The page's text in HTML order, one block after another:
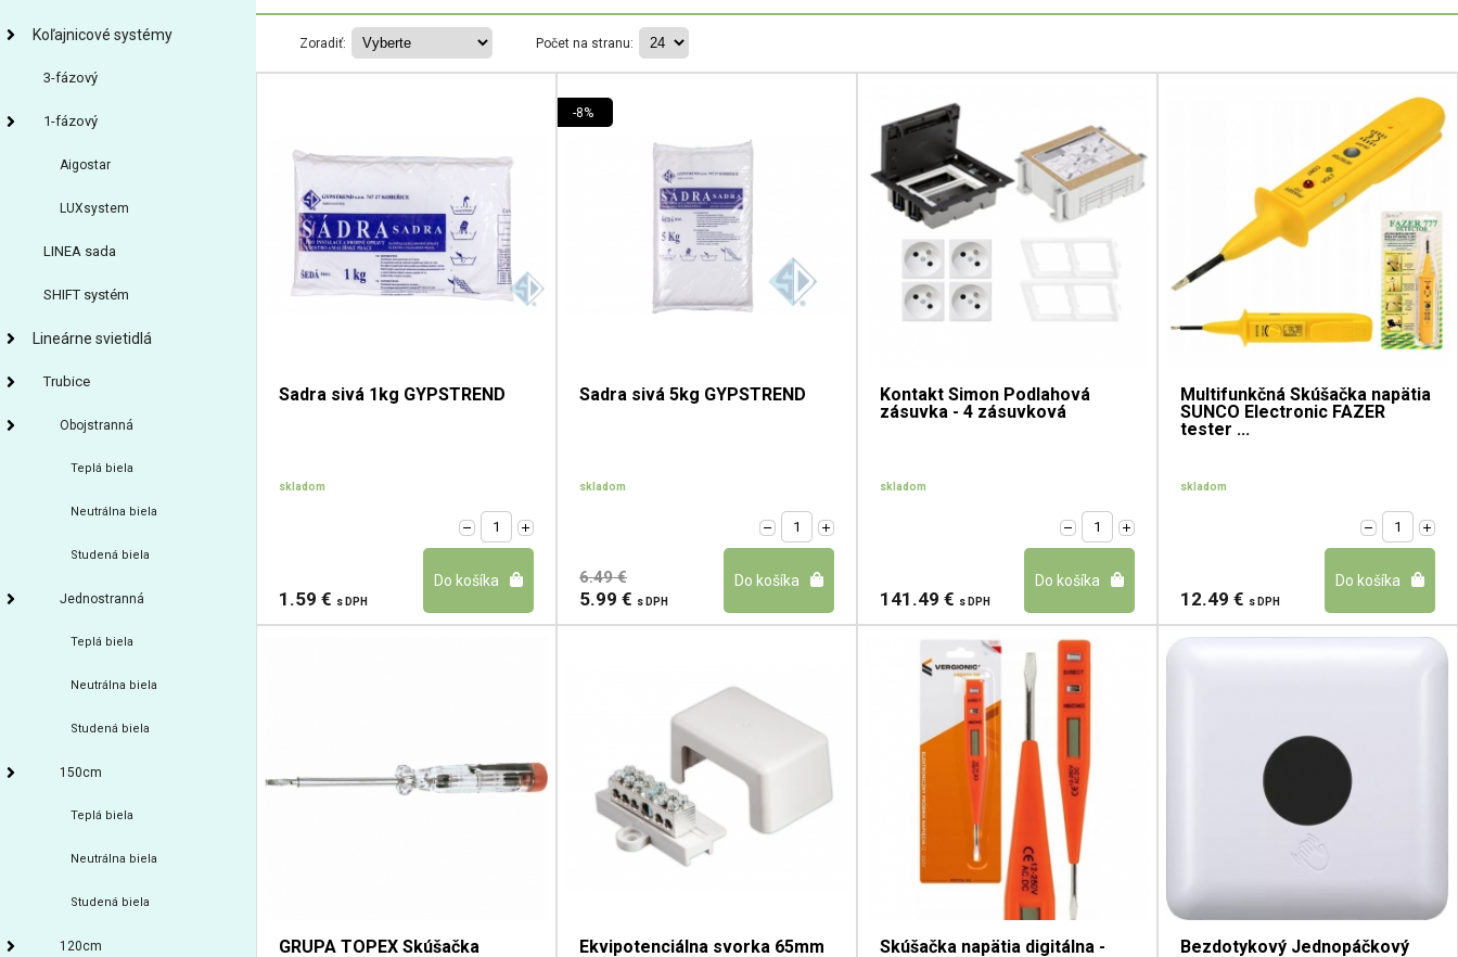
Koľajnicové systémy
3-fázový
1-fázový
Aigostar
LUXsystem
LINEA sada
SHIFT systém
Lineárne svietidlá
Trubice
Obojstranná
Teplá biela
Neutrálna biela
Studená biela
Jednostranná
Teplá biela
Neutrálna biela
Studená biela
150cm
Teplá biela
Neutrálna biela
Studená biela
120cm
Zoradiť: Počet na stranu:
Sadra sivá 1kg GYPSTREND
skladom
1.59 € s DPH
-8%
Sadra sivá 5kg GYPSTREND
skladom
6.49 €
5.99 € s DPH
Kontakt Simon Podlahová
zásuvka - 4 zásuvková
skladom
141.49 € s DPH
Multifunkčná Skúšačka napätia
SUNCO Electronic FAZER
tester ...
skladom
12.49 € s DPH
GRUPA TOPEX Skúšačka
Ekvipotenciálna svorka 65mm
Skúšačka napätia digitálna -
Bezdotykový Jednopáčkový